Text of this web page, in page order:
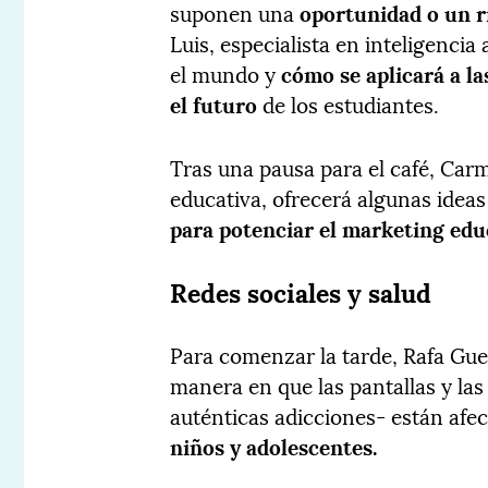
suponen unaoportunidad o un
Luis, especialista en
el mundo ycómo se aplicará a
el futurode los estudiantes.
Tras una pausa para el café,
educativa, ofrecerá algunas
para potenciar el marketing
Redes sociales y salud
Para comenzar la tarde, Rafa
manera en que las pantallas y
auténticas adicciones- están
niños y adolescentes.